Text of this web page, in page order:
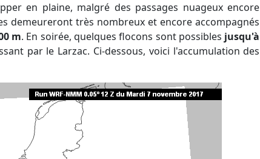
en plaine, malgré des passages nuageux encore
demeureront très nombreux et encore accompagnés
m. En soirée, quelques flocons sont possibles jusqu'à
par le Larzac. Ci-dessous, voici l'accumulation des